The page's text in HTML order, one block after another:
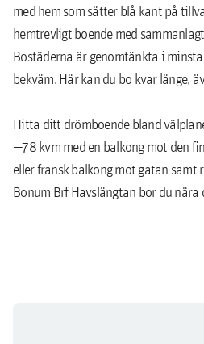
med hem som sätter blå kant på
hemtrevligt boende med
Bostäderna är genomtänkta i
bekväm. Här kan du bo kvar länge,
Hitta ditt drömboende bland
—78 kvm med en balkong mot den
eller fransk balkong mot gatan samt
Bonum Brf Havslängtan bor du nära